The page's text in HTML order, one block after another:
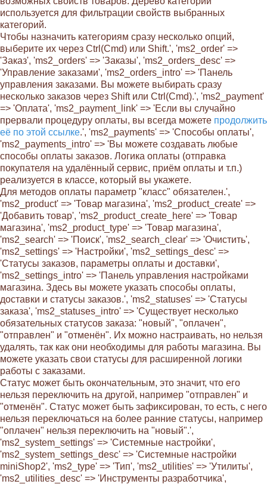
используется для фильтрации свойств выбранных
категорий.
Чтобы назначить категориям сразу несколько опций,
выберите их через Ctrl(Cmd) или Shift.', 'ms2_order' =>
'Заказ', 'ms2_orders' => 'Заказы', 'ms2_orders_desc' =>
'Управление заказами', 'ms2_orders_intro' => 'Панель
управления заказами. Вы можете выбирать сразу
несколько заказов через Shift или Ctrl(Cmd).', 'ms2_payment'
=> 'Оплата', 'ms2_payment_link' => 'Если вы случайно
прервали процедуру оплаты, вы всегда можете продолжить
её по этой ссылке.', 'ms2_payments' => 'Способы оплаты',
'ms2_payments_intro' => 'Вы можете создавать любые
способы оплаты заказов. Логика оплаты (отправка
покупателя на удалённый сервис, приём оплаты и т.п.)
реализуется в классе, который вы укажете.
Для методов оплаты параметр "класс" обязателен.',
'ms2_product' => 'Товар магазина', 'ms2_product_create' =>
'Добавить товар', 'ms2_product_create_here' => 'Товар
магазина', 'ms2_product_type' => 'Товар магазина',
'ms2_search' => 'Поиск', 'ms2_search_clear' => 'Очистить',
'ms2_settings' => 'Настройки', 'ms2_settings_desc' =>
'Статусы заказов, параметры оплаты и доставки',
'ms2_settings_intro' => 'Панель управления настройками
магазина. Здесь вы можете указать способы оплаты,
доставки и статусы заказов.', 'ms2_statuses' => 'Статусы
заказа', 'ms2_statuses_intro' => 'Существует несколько
обязательных статусов заказа: "новый", "оплачен",
"отправлен" и "отменён". Их можно настраивать, но нельзя
удалять, так как они необходимы для работы магазина. Вы
можете указать свои статусы для расширенной логики
работы с заказами.
Статус может быть окончательным, это значит, что его
нельзя переключить на другой, например "отправлен" и
"отменён". Статус может быть зафиксирован, то есть, с него
нельзя переключаться на более ранние статусы, например
"оплачен" нельзя переключить на "новый".',
'ms2_system_settings' => 'Системные настройки',
'ms2_system_settings_desc' => 'Системные настройки
miniShop2', 'ms2_type' => 'Тип', 'ms2_utilities' => 'Утилиты',
'ms2_utilities_desc' => 'Инструменты разработчика',